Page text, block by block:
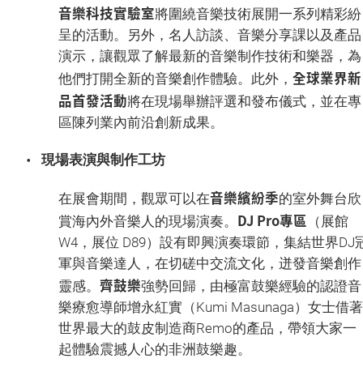
音樂科技實驗室將圍繞音樂技術展開一系列精彩紛
呈的活動。另外，名人訪談、音樂分享課以及產品
演示，讓觀眾了解最新的音樂制作技術和樂器，為
他們打開全新的音樂創作體驗。此外， 全球業界新
品首發活動將在現場舉辦評選和發布儀式，並在專
區陳列業內前沿創新成果。
現場表演與制作工坊
在展會期間，觀眾可以在音樂繽紛季的室外舞台欣
賞海內外音樂人的現場演奏。 DJ Pro專區 （展館
W4，展位 D89）設有即興演奏環節，集結世界DJ
軍與音樂達人，在切磋中交流文化，迸發音樂創作
靈感。 齊鼓樂強勢回歸，由極富鼓樂經驗的認證音
樂療愈導師增永紅實（Kumi Masunaga）女士借著
世界最大的鼓皮制造商Remo的產品，帶領大家一
起體驗震撼人心的非洲鼓樂趣。